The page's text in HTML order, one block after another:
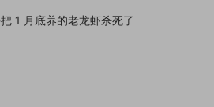
1 月底养的老龙虾杀死了